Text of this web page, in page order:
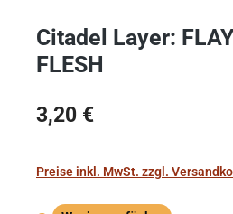
Citadel Layer:
FLESH
Regulärer Preis:
3,20 €
Preise inkl. MwSt. zzgl.